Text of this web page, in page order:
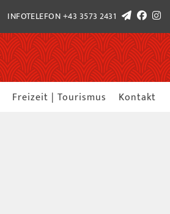
INFOTELEFON+43 3573 2431
Freizeit | Tourismus Kontakt